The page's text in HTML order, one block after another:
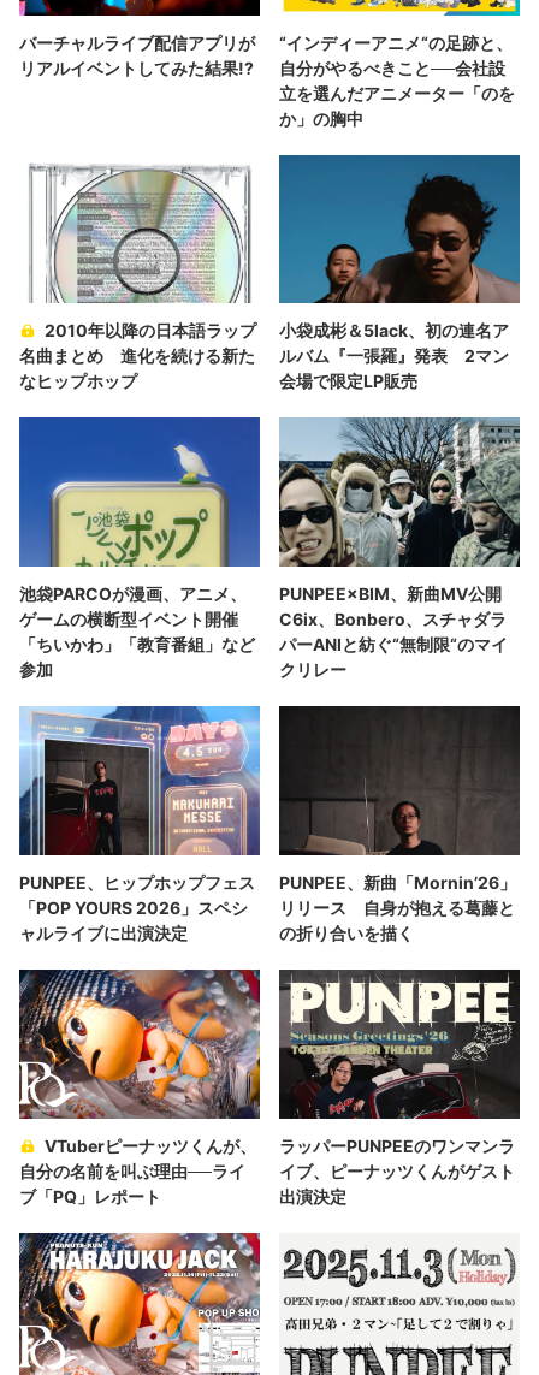
バーチャルライブ配信アプリが
リアルイベントしてみた結果!?
“インディーアニメ“の足跡と、
自分がやるべきこと──会社設
立を選んだアニメーター「のを
か」の胸中
2010年以降の日本語ラップ
名曲まとめ 進化を続ける新た
なヒップホップ
小袋成彬＆5lack、初の連名ア
ルバム『一張羅』発表 2マン
会場で限定LP販売
池袋PARCOが漫画、アニメ、
ゲームの横断型イベント開催
「ちいかわ」「教育番組」など
参加
PUNPEE×BIM、新曲MV公開
C6ix、Bonbero、スチャダラ
パーANIと紡ぐ“無制限“のマイ
クリレー
PUNPEE、ヒップホップフェス
「POP YOURS 2026」スペシ
ャルライブに出演決定
PUNPEE、新曲「Mornin’26」
リリース 自身が抱える葛藤と
の折り合いを描く
VTuberピーナッツくんが、
自分の名前を叫ぶ理由──ライ
ブ「PQ」レポート
ラッパーPUNPEEのワンマンラ
イブ、ピーナッツくんがゲスト
出演決定